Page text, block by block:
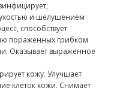
и шелушением
способствует
пораженных грибком
Оказывает выраженное
кожу. Улучшает
клеток кожи. Снимает